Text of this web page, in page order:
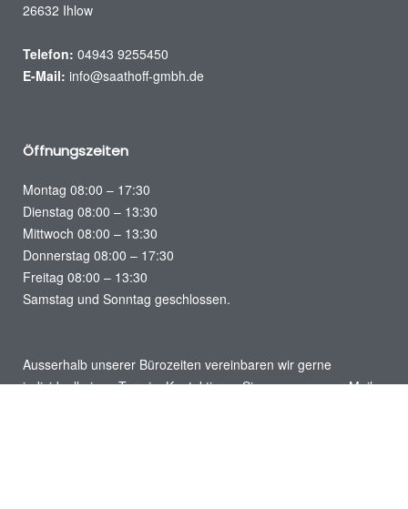
26632 Ihlow
Telefon: 04943 9255450
E-Mail: info@saathoff-gmbh.de
Öffnungszeiten
Montag 08:00 – 17:30
Dienstag 08:00 – 13:30
Mittwoch 08:00 – 13:30
Donnerstag 08:00 – 17:30
Freitag 08:00 – 13:30
Samstag und Sonntag geschlossen.
Ausserhalb unserer Bürozeiten vereinbaren wir gerne
individuell einen Termin. Kontaktieren Sie uns gerne per Mail.